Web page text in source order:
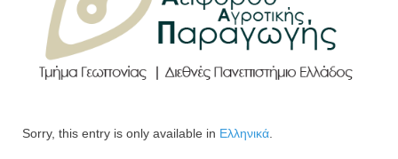
Sorry, this entry is only available in Ελληνικά.